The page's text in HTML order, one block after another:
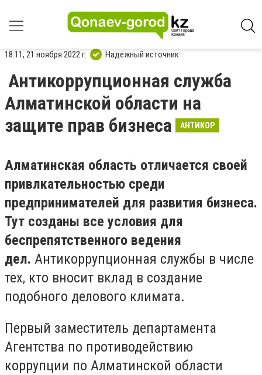
18:11, 21 ноября 2022 г. Надежный источник
Антикоррупционная служба
Алматинской области на
защите прав бизнеса
АНТИКОР
Алматинская область отличается своей
привлкательностью среди
предпринимателей для развития бизнеса.
Тут созданы все условия для
беспрепятственного ведения
дел. Антикоррупционная службы в числе
тех, кто вносит вклад в создание
подобного делового климата.
Первый заместитель департамента
Агентства по противодействию
коррупции по Алматинской области